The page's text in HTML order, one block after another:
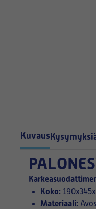
Kuvaus
Koko:
Materiaali: